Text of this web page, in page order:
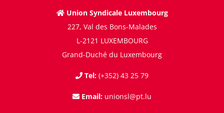
Union Syndicale Luxembourg
227, Val des Bons-Malades
L-2121 LUXEMBOURG
Grand-Duché du Luxembourg
Tel: (+352) 43 25 79
Email: unionsl@pt.lu